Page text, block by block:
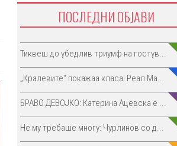
ПОСЛЕДНИ ОБЈАВИ
Тиквеш до убедлив триумф на гостув...
„Кралевите“ покажаа класа: Реал Ма...
БРАВО ДЕВОЈКО: Катерина Ацевска е ...
Не му требаше многу: Чурлинов со д...